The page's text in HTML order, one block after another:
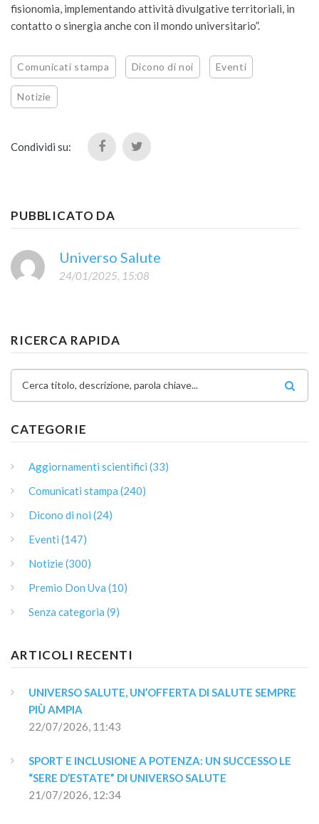
fisionomia, implementando attività divulgative territoriali, in
contatto o sinergia anche con il mondo universitario”.
Comunicati stampa Dicono di noi Eventi
Notizie
Condividi su:
PUBBLICATO DA
Universo Salute
24/01/2025, 15:08
RICERCA RAPIDA
Cerca titolo, descrizione, parola chiave...
CATEGORIE
Aggiornamenti scientifici (33)
Comunicati stampa (240)
Dicono di noi (24)
Eventi (147)
Notizie (300)
Premio Don Uva (10)
Senza categoria (9)
ARTICOLI RECENTI
UNIVERSO SALUTE, UN’OFFERTA DI SALUTE SEMPRE
PIÙ AMPIA
22/07/2026, 11:43
SPORT E INCLUSIONE A POTENZA: UN SUCCESSO LE
“SERE D’ESTATE” DI UNIVERSO SALUTE
21/07/2026, 12:34